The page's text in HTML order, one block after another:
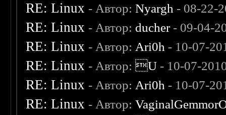
RE: Linux - Автор:Nyargh - 08-22-
RE: Linux - Автор: ducher- 09-04-
RE: Linux - Автор: Ari0h - 10-07-
RE: Linux - Автор:U - 10-07-
RE: Linux - Автор: Ari0h - 10-07-
RE: Linux - Автор: